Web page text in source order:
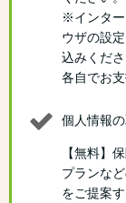
※インター
ウザの設
込みくだ
各自でお
個人情報
【無料】
プランな
をご提案